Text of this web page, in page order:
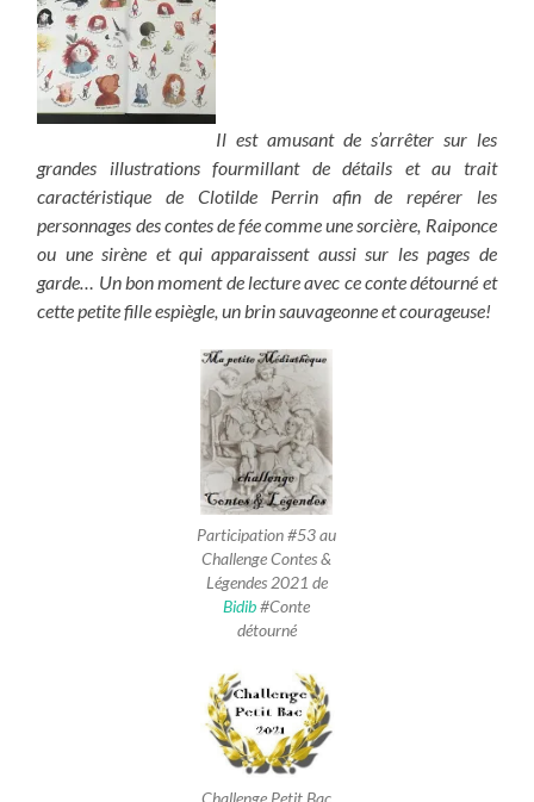
Il est amusant de s’arrêter sur les
grandes illustrations fourmillant de détails et au trait
caractéristique de Clotilde Perrin afin de repérer les
personnages des contes de fée comme une sorcière, Raiponce
ou une sirène et qui apparaissent aussi sur les pages de
garde… Un bon moment de lecture avec ce conte détourné et
cette petite fille espiègle, un brin sauvageonne et courageuse!
Participation #53 au
Challenge Contes &
Légendes 2021 de
Bidib#Conte
détourné